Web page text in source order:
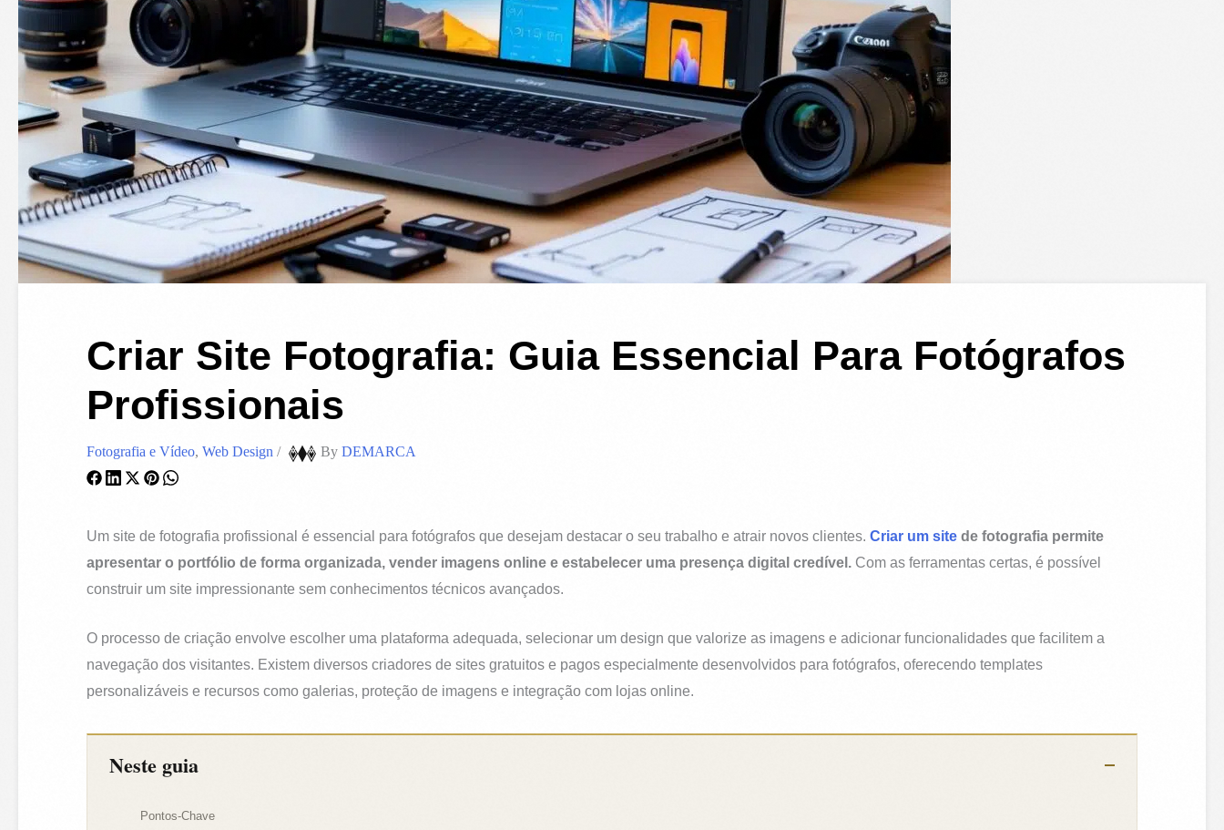
Criar Site Fotografia: Guia Essencial Para Fotógrafos
Profissionais
Fotografia e Vídeo, Web Design/ By DEMARCA
Um site de fotografia profissional é essencial para fotógrafos que desejam destacar o seu trabalho e atrair novos clientes. Criar um sitede fotografia permite
apresentar o portfólio de forma organizada, vender imagens online e estabelecer uma presença digital credível.Com as ferramentas certas, é possível
construir um site impressionante sem conhecimentos técnicos avançados.
O processo de criação envolve escolher uma plataforma adequada, selecionar um design que valorize as imagens e adicionar funcionalidades que facilitem a
navegação dos visitantes. Existem diversos criadores de sites gratuitos e pagos especialmente desenvolvidos para fotógrafos, oferecendo templates
personalizáveis e recursos como galerias, proteção de imagens e integração com lojas online.
Neste guia
Pontos-Chave